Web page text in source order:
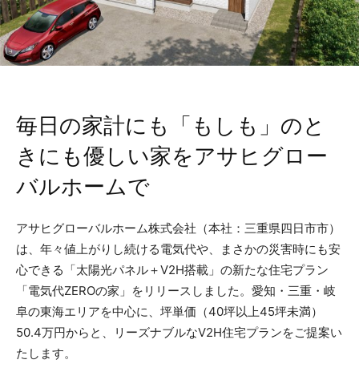
毎日の家計にも「もしも」のと
きにも優しい家をアサヒグロー
バルホームで
アサヒグローバルホーム株式会社（本社：三重県四日市市）
は、年々値上がりし続ける電気代や、まさかの災害時にも安
心できる「太陽光パネル＋V2H搭載」の新たな住宅プラン
「電気代ZEROの家」をリリースしました。愛知・三重・岐
阜の東海エリアを中心に、坪単価（40坪以上45坪未満）
50.4万円からと、リーズナブルなV2H住宅プランをご提案い
たします。